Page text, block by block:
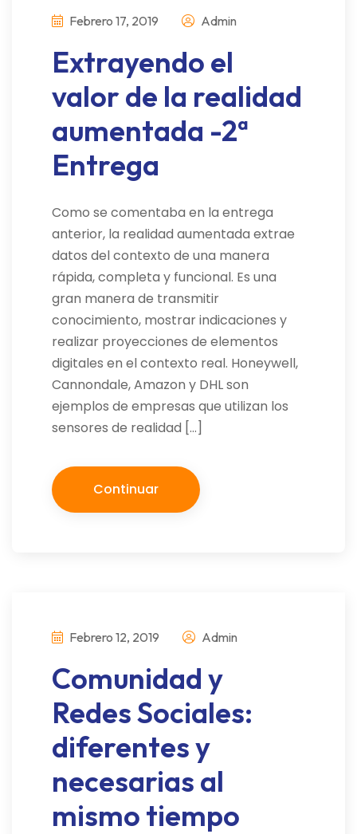
Febrero 17, 2019 Admin
Extrayendo el
valor de la realidad
aumentada -2ª
Entrega
Como se comentaba en la entrega
anterior, la realidad aumentada extrae
datos del contexto de una manera
rápida, completa y funcional. Es una
gran manera de transmitir
conocimiento, mostrar indicaciones y
realizar proyecciones de elementos
digitales en el contexto real. Honeywell,
Cannondale, Amazon y DHL son
ejemplos de empresas que utilizan los
sensores de realidad […]
Continuar
Febrero 12, 2019 Admin
Comunidad y
Redes Sociales:
diferentes y
necesarias al
mismo tiempo